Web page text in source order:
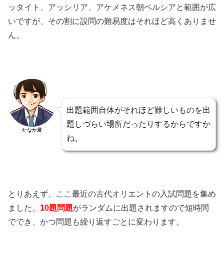
ッタイト、アッシリア、アケメネス朝ペルシアと範囲が広
いですが、その割に設問の難易度はそれほど高くありませ
ん。
たなか君
出題範囲自体がそれほど難しいものを出
題しづらい場所だったりするからですか
ね。
とりあえず、ここ最近の古代オリエントの入試問題を集め
ました。 10題問題がランダムに出題されますので短時間
ででき、かつ問題も繰り返すごとに変わります。